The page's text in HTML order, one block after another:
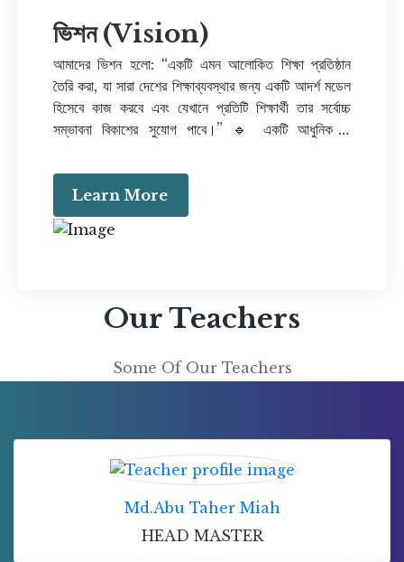
সহায়তা 🔹 নেতৃত্ব ও আত্মনির্ভরশীলতা গড়ে তোলা 🔹
তথ্যপ্রযুক্তিনির্ভর পাঠদানের প্রসার 🔹 শিক্ষার্থীদের মধ্যে
দেশপ্রেম ও সামাজিক দায়বদ্ধতা সৃষ্টি করা
ভিশন (Vision)
আমাদের ভিশন হলো: “একটি এমন আলোকিত শিক্ষা প্রতিষ্ঠান
তৈরি করা, যা সারা দেশের শিক্ষাব্যবস্থার জন্য একটি আদর্শ মডেল
হিসেবে কাজ করবে এবং যেখানে প্রতিটি শিক্ষার্থী তার সর্বোচ্চ
সম্ভাবনা বিকাশের সুযোগ পাবে।” 🔹 একটি আধুনিক ও
শিক্ষার সুযোগ সৃষ্টি 🔹 সামাজিক সচেতন, দক্ষ ও নেতৃত্বদায়ী
প্রজন্ম তৈরি করা 🔹 শিক্ষার্থীদের গ্লোবাল চ্যালেঞ্জে অংশগ্রহণে
প্রস্তুত করা
Learn More
Our Teachers
Some Of Our Teachers
Md.Abu Taher Miah
HEAD MASTER